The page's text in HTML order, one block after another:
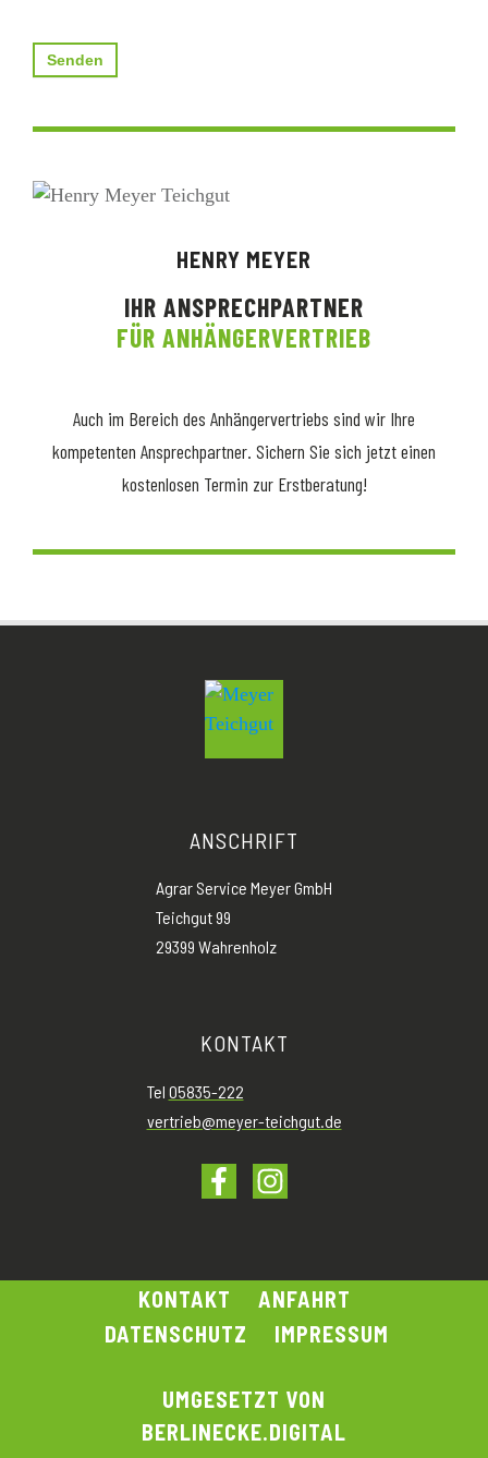
Senden
HENRY MEYER
IHR ANSPRECHPARTNER
FÜR ANHÄNGERVERTRIEB
Auch im Bereich des Anhängervertriebs sind wir Ihre
kompetenten Ansprechpartner. Sichern Sie sich jetzt einen
kostenlosen Termin zur Erstberatung!
ANSCHRIFT
Agrar Service Meyer GmbH
Teichgut 99
29399 Wahrenholz
KONTAKT
Tel 05835-222
vertrieb@meyer-teichgut.de
KONTAKT
ANFAHRT
DATENSCHUTZ
IMPRESSUM
UMGESETZT VON
BERLINECKE.DIGITAL